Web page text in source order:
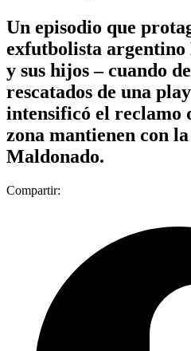
Un episodio que
exfutbolista
y sus hijos – cuando
rescatados de una
intensificó el reclamo
zona mantienen con
Maldonado.
Compartir: